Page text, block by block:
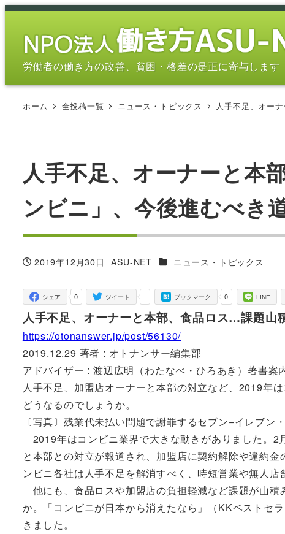
メ
労働者の働き方の改善、貧困・格差の是正に寄与します
ホーム 全投稿一覧 ニュース・トピックス 人手不足、オー
人手不足、オーナーと本
ンビニ」、今後進むべき
投稿日
2019年12月30日
著
ASU-NET カテゴリー
ニュース・トピックス
0
シェア -
ツイート 0
ブックマーク LINE
人手不足、オーナーと本部、食品ロス…課題山
https://otonanswer.jp/post/56130/
2019.12.29 著者 : オトナンサー編集部
アドバイザー : 渡辺広明（わたなべ・ひろあき）著書案
人手不足、加盟店オーナーと本部の対立など、2019年
どうなるのでしょうか。
〔写真〕残業代未払い問題で謝罪するセブン−イレブン
2019年はコンビニ業界で大きな動きがありました。2
と本部との対立が報道され、加盟店に契約解除や違約
ンビニ各社は人手不足を解消すべく、時短営業や無人店
他にも、食品ロスや加盟店の負担軽減など課題が山
か。「コンビニが日本から消えたなら」（KKベストセ
きました。